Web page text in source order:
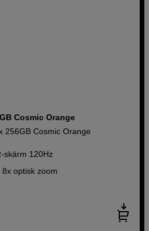
Cosmic Orange
256GB Cosmic Orange
skärm 120Hz
optisk zoom